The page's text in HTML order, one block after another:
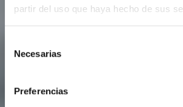
partir del uso que haya hecho de sus
Necesarias
Preferencias